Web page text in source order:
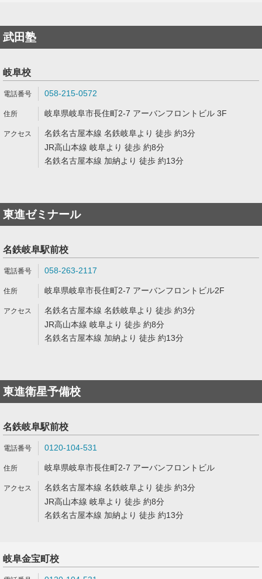
武田塾
岐阜校
058-215-0572
岐阜県岐阜市長住町2-7 アーバンフロントビル 3F
名鉄名古屋本線 名鉄岐阜より 徒歩 約3分
JR高山本線 岐阜より 徒歩 約8分
名鉄名古屋本線 加納より 徒歩 約13分
東進ゼミナール
名鉄岐阜駅前校
058-263-2117
岐阜県岐阜市長住町2-7 アーバンフロントビル2F
名鉄名古屋本線 名鉄岐阜より 徒歩 約3分
JR高山本線 岐阜より 徒歩 約8分
名鉄名古屋本線 加納より 徒歩 約13分
東進衛星予備校
名鉄岐阜駅前校
0120-104-531
岐阜県岐阜市長住町2-7 アーバンフロントビル
名鉄名古屋本線 名鉄岐阜より 徒歩 約3分
JR高山本線 岐阜より 徒歩 約8分
名鉄名古屋本線 加納より 徒歩 約13分
岐阜金宝町校